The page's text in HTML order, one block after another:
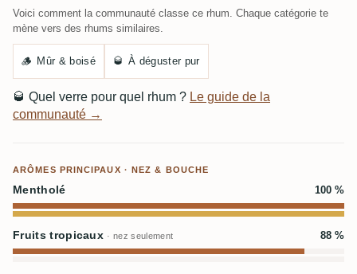
Voici comment la communauté classe ce rhum. Chaque catégorie te
mène vers des rhums similaires.
🪵 Mûr & boisé 🥃 À déguster pur
🥃 Quel verre pour quel rhum ? Le guide de la
communauté →
ARÔMES PRINCIPAUX · NEZ & BOUCHE
Mentholé 100 %
Fruits tropicaux · nez seulement 88 %